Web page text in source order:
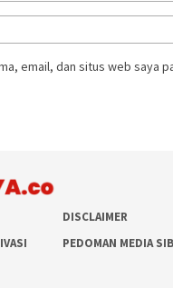
email, dan situs web saya
DISCLAIMER
PEDOMAN MEDIA